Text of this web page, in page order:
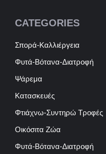
CATEGORIES
Σπορά-Καλλιέργεια
Φυτά-Βότανα-Διατροφή
Ψάρεμα
Κατασκευές
Φτιάχνω-Συντηρώ Τροφές
Οικόσιτα Ζώα
Φυτά-Βότανα-Διατροφή